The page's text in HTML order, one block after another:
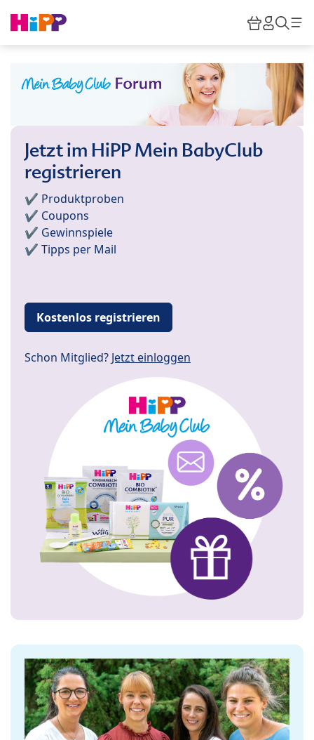
HiPP
Jetzt im HiPP Mein BabyClub
registrieren
✔️ Produktproben
✔️ Coupons
✔️ Gewinnspiele
✔️ Tipps per Mail
Kostenlos registrieren
Schon Mitglied? Jetzt einloggen